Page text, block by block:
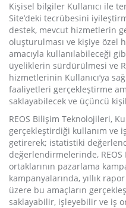
Kişisel bilgiler Kullanıcı ile
Site’deki tecrübesini
destek, mevcut hizmetlerin
oluşturulması ve kişiye özel
amacıyla kullanılabileceği
üyeliklerin sürdürülmesi ve
hizmetlerinin Kullanıcı’ya
faaliyetleri gerçekleştirme
saklayabilecek ve üçüncü
REOS Bilişim Teknolojileri,
gerçekleştirdiği kullanım ve
getirerek; istatistiki
değerlendirmelerinde,
ortaklarının pazarlama
kampanyalarında, yıllık
üzere bu amaçların
saklayabilir, işleyebilir ve iş